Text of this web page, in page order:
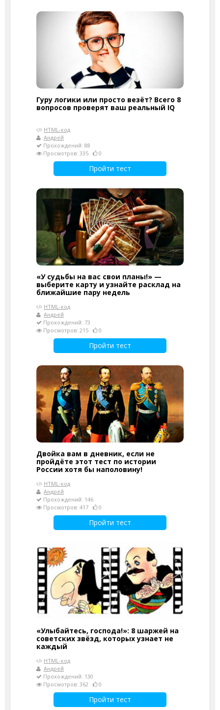
Гуру логики или просто везёт? Всего 8
вопросов проверят ваш реальный IQ
HTML-код
Андрей
Прохождений: 88
Просмотров: 335
0
Пройти тест
«У судьбы на вас свои планы!» —
выберите карту и узнайте расклад на
ближайшие пару недель
HTML-код
Андрей
Прохождений: 73
Просмотров: 215
0
Пройти тест
Двойка вам в дневник, если не
пройдёте этот тест по истории
России хотя бы наполовину!
HTML-код
Андрей
Прохождений: 146
Просмотров: 417
0
Пройти тест
«Улыбайтесь, господа!»: 8 шаржей на
советских звёзд, которых узнает не
каждый
HTML-код
Андрей
Прохождений: 130
Просмотров: 362
0
Пройти тест